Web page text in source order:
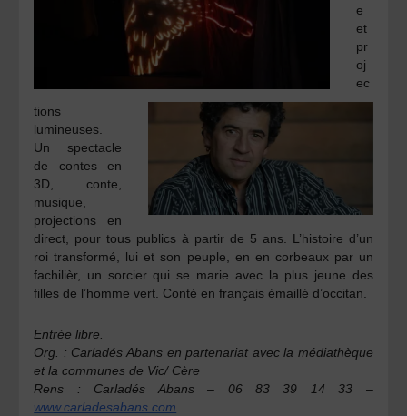
e
et
pr
oj
ec
tions
lumineuses.
Un spectacle
de contes en
3D, conte,
musique,
projections en
direct, pour tous publics à partir de 5 ans. L’histoire d’un
roi transformé, lui et son peuple, en en corbeaux par un
fachilièr, un sorcier qui se marie avec la plus jeune des
filles de l’homme vert. Conté en français émaillé d’occitan.
Entrée libre.
Org. : Carladés Abans en partenariat avec la médiathèque
et la communes de Vic/ Cère
Rens : Carladés Abans – 06 83 39 14 33 –
www.carladesabans.com